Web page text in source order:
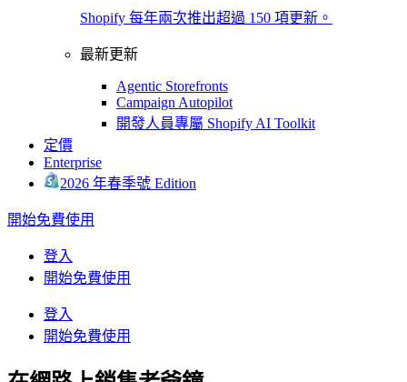
Shopify 每年兩次推出超過 150 項更新。
最新更新
Agentic Storefronts
Campaign Autopilot
開發人員專屬 Shopify AI Toolkit
定價
Enterprise
2026 年春季號 Edition
開始免費使用
登入
開始免費使用
登入
開始免費使用